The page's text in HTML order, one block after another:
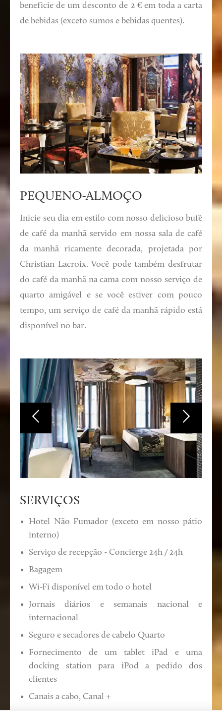
beneficie de um desconto de 2 € em toda a carta
de bebidas (exceto sumos e bebidas quentes).
PEQUENO-ALMOÇO
Inicie seu dia em estilo com nosso delicioso bufê
de café da manhã servido em nossa sala de café
da manhã ricamente decorada, projetada por
Christian Lacroix. Você pode também desfrutar
do café da manhã na cama com nosso serviço de
quarto amigável e se você estiver com pouco
tempo, um serviço de café da manhã rápido está
disponível no bar.
SERVIÇOS
Hotel Não Fumador (exceto em nosso pátio
interno)
Serviço de recepção - Concierge 24h / 24h
Bagagem
Wi-Fi disponível em todo o hotel
Jornais diários e semanais nacional e
internacional
Seguro e secadores de cabelo Quarto
Fornecimento de um tablet iPad e uma
docking station para iPod a pedido dos
clientes
Canais a cabo, Canal +